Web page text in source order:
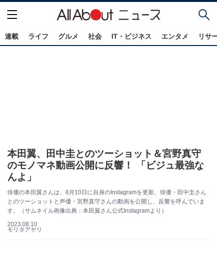
連載 ライフ グルメ 社会 IT・ビジネス エンタメ リサ
本田翼、田中圭とのツーショット＆宮野真守
のモノマネ動画公開に反響！ 「ビジュ最強な
んよ」
俳優の本田翼さんは、8月10日に自身のInstagramを更新。俳優・田中圭さん
とのツーショットと声優・宮野真守さんの動画を公開し、反響を呼んでいま
す。（サムネイル画像出典：本田翼さん公式Instagramより）
2023.08.10
モリタアヤリ